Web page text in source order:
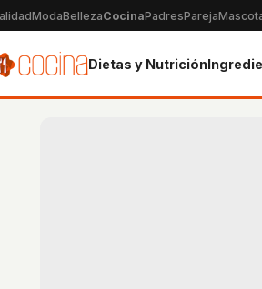
ModaBellezaCocinaPadresPareja
Dietas y Nutrición